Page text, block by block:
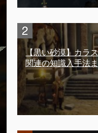
【黒い砂漠】カラ
関連の知識入手法